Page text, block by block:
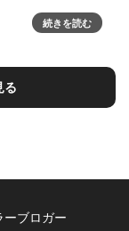
続きを読む
る
ーブロガー